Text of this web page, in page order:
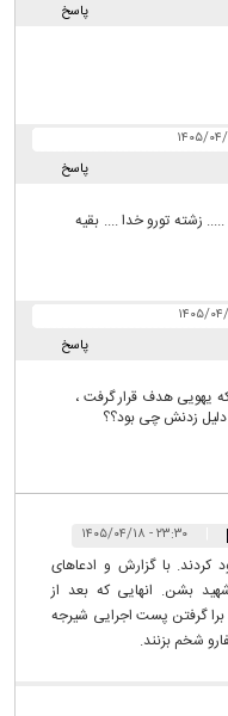
پاسخ
پاسخ
زشته تورو خدا .... بقیه
پاسخ
یهویی هدف قرار گرفت ،
دلیل زدنش چی بود؟؟
۲۳:۳۰ - ۱۴۰۵/۰۴/۱۸
کردند. با گزارش و ادعاهای
بشن. انهایی که بعد از
گرفتن پست اجرایی شیرجه
شخم بزنند.